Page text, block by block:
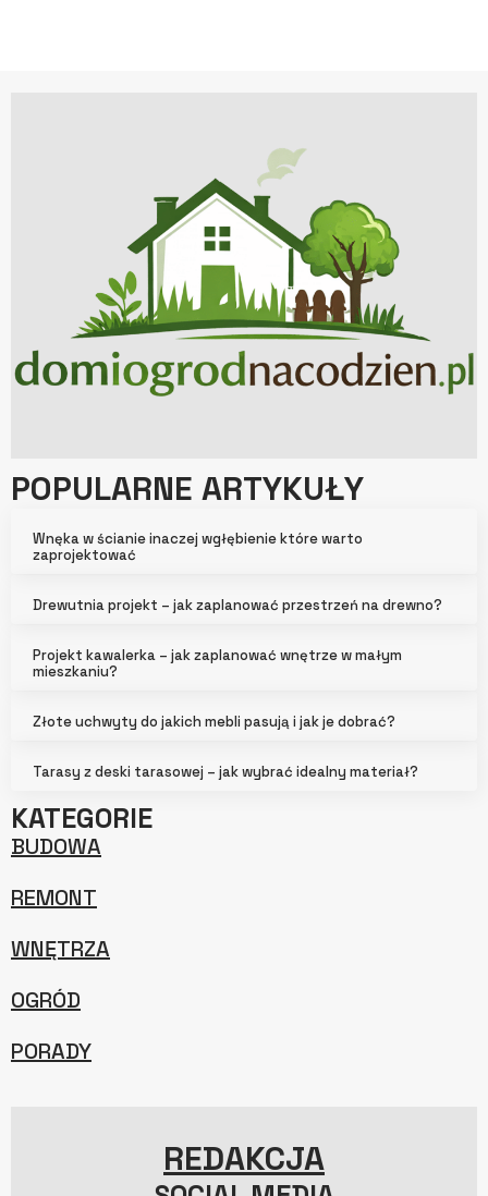
POPULARNE ARTYKUŁY
Wnęka w ścianie inaczej wgłębienie które warto
zaprojektować
Drewutnia projekt – jak zaplanować przestrzeń na drewno?
Projekt kawalerka – jak zaplanować wnętrze w małym
mieszkaniu?
Złote uchwyty do jakich mebli pasują i jak je dobrać?
Tarasy z deski tarasowej – jak wybrać idealny materiał?
KATEGORIE
BUDOWA
REMONT
WNĘTRZA
OGRÓD
PORADY
REDAKCJA